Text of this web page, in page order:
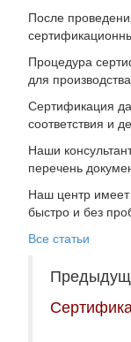
После
Процедура
для
Сертификация
соответствия и
Наши
перечень
Наш центр имеет
быстро и без
Все статьи